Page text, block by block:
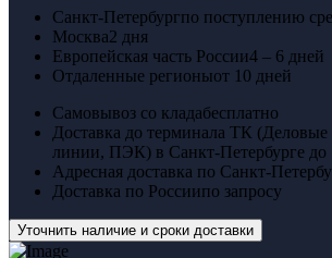
Санкт-Петербургпо поступлению
Москва2 дня
Европейская часть России4 – 6 дней
Отдаленные регионыот 10 дней
Самовывоз со кладабесплатно
Доставка до терминала ТК (Деловые
линии, ПЭК) в Санкт-Петербурге до
Адресная доставка по Санкт-
Доставка по Россиипо запросу
Уточнить наличие и сроки доставки